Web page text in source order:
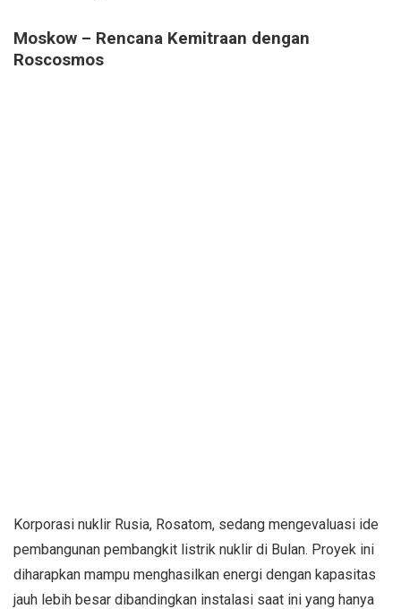
Moskow – Rencana Kemitraan dengan
Roscosmos
Korporasi nuklir Rusia, Rosatom, sedang mengevaluasi ide
pembangunan pembangkit listrik nuklir di Bulan. Proyek ini
diharapkan mampu menghasilkan energi dengan kapasitas
jauh lebih besar dibandingkan instalasi saat ini yang hanya